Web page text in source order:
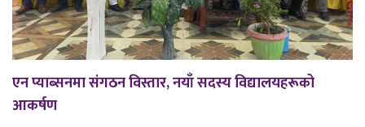
एन प्याब्सनमा संगठन विस्तार, नयाँ सदस्य विद्यालयहरूको
आकर्षण